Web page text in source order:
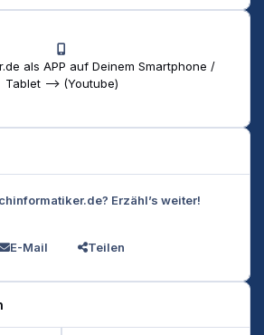
als APP auf Deinem Smartphone /
Tablet --> (Youtube)
Erzähl’s weiter!
E-Mail Teilen